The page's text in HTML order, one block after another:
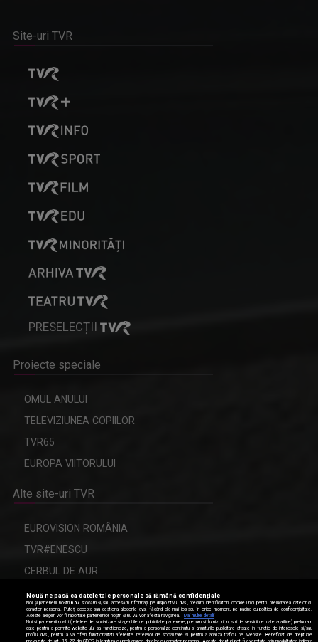
Site-uri TVR
PRESELECȚII
Proiecte speciale
OMUL ANULUI
TELEVIZIUNEA COPIILOR
TVR65
EUROPA VIITORULUI
Alte site-uri TVR
EUROVISION ROMÂNIA
TVR#ENESCU
CERBUL DE AUR
Modifică setările de confidențialitate
Nouă ne pasă ca datele tale personale să rămână confidențiale
Noi și partenerii noștri657 stocăm și/sau accesăm informații pe dispozitivul dvs., precum identificatorii cookie unici pentru prelucrarea datelor cu
caracter personal. Puteți accepta sau gestiona alegerile dvs. făcând clic mai jos sau în orice moment, pe pagina cu politica de confidențialitate.
Aceste alegeri vor fi raportate partenerilor noștri și nu vă vor afecta navigarea.
Mai multe detalii
Noi si partenerii nostri (retelele de socializare si agentiile de publicitate partenere, precum si furnizorii nostri de servicii de date analitice) prelucram
date pentru a permite website-ului sa functioneze, pentru a personaliza continutul si anunturile publicitare afisate in functie de interesele si/sau
profilul dvs., pentru a va oferi functionalitati aferente retelelor de socializare si pentru a analiza traficul pe website. Beneficiati de drepturile